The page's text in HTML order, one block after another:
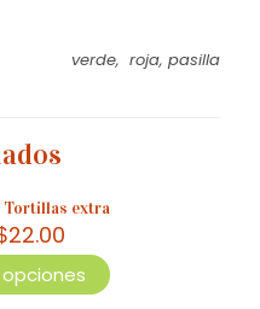
verde, roja, pasilla
Tortillas extra
22.00Price
range:
$11.00
through